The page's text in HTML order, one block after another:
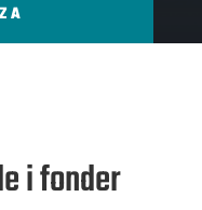
i fonder